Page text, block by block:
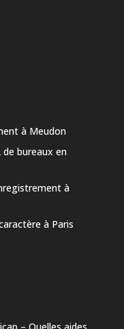
à Meudon
bureaux en
à
à Paris